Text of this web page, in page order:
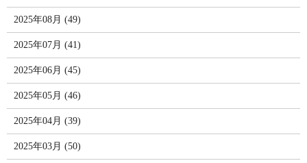
2025年08月 (49)
2025年07月 (41)
2025年06月 (45)
2025年05月 (46)
2025年04月 (39)
2025年03月 (50)